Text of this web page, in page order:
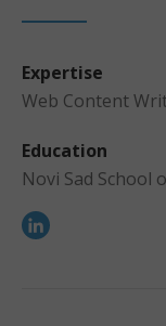
Expertise
Web Content
Education
Novi Sad School